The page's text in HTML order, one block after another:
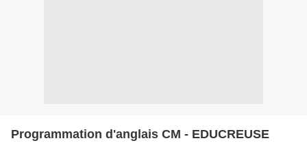
Programmation d'anglais CM - EDUCREUSE